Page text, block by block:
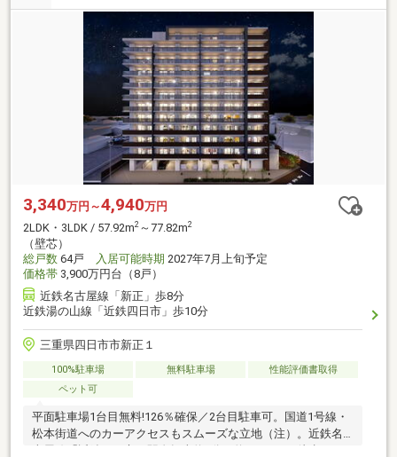
3,340万円～4,940万円
2LDK・3LDK / 57.92m2 ～77.82m2
（壁芯）
総戸数 64戸 入居可能時期 2027年7月上旬予定
価格帯 3,900万円台（8戸）
近鉄名古屋線「新正」歩8分
近鉄湯の山線「近鉄四日市」歩10分
三重県四日市市新正１
100%駐車場 無料駐車場
性能評価書取得
ペット可
平面駐車場1台目無料!126％確保／2台目駐車可。国道1号線・
松本街道へのカーアクセスもスムーズな立地（注）。近鉄名